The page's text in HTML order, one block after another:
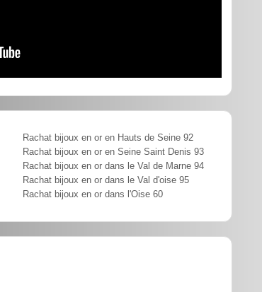
Rachat bijoux en or en Hauts de Seine 92
Rachat bijoux en or en Seine Saint Denis 93
Rachat bijoux en or dans le Val de Marne 94
Rachat bijoux en or dans le Val d'oise 95
Rachat bijoux en or dans l'Oise 60